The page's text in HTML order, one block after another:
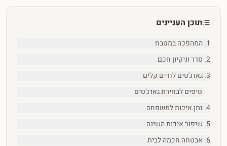
תוכן העניינים
1. המהפכה במטבח
2. סדר וניקיון חכם
3. גאדג'טים לחיים קלים
טיפים לבחירת גאדג'טים
4. זמן איכות למשפחה
5. שיפור איכות השינה
6. אבטחה חכמה לבית